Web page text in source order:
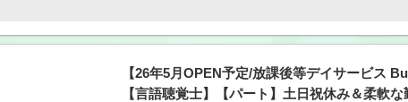
【26年5月OPEN予定/放課後等デイサービス
【言語聴覚士】【パート】土日祝休み＆柔軟